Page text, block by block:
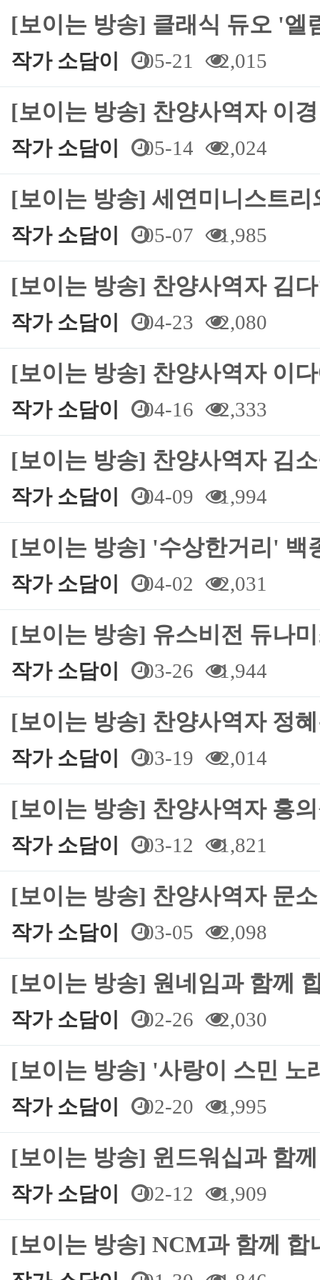
[보이는 방송] 클래식 듀오 '엘
작가 소담이 05-21 2,015
[보이는 방송] 찬양사역자 이
작가 소담이 05-14 2,024
[보이는 방송] 세연미니스트
작가 소담이 05-07 1,985
[보이는 방송] 찬양사역자 김
작가 소담이 04-23 2,080
[보이는 방송] 찬양사역자 이
작가 소담이 04-16 2,333
[보이는 방송] 찬양사역자 김
작가 소담이 04-09 1,994
[보이는 방송] '수상한거리'
작가 소담이 04-02 2,031
[보이는 방송] 유스비전 듀나
작가 소담이 03-26 1,944
[보이는 방송] 찬양사역자 정
작가 소담이 03-19 2,014
[보이는 방송] 찬양사역자 홍
작가 소담이 03-12 1,821
[보이는 방송] 찬양사역자 문
작가 소담이 03-05 2,098
[보이는 방송] 원네임과 함께
작가 소담이 02-26 2,030
[보이는 방송] '사랑이 스민
작가 소담이 02-20 1,995
[보이는 방송] 윈드워십과 함
작가 소담이 02-12 1,909
[보이는 방송] NCM과 함께 합